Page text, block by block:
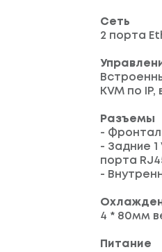
Сеть
2 порта
KVM по
Разъемы
-
- Задние 1
порта
-
4 * 80мм
Питание